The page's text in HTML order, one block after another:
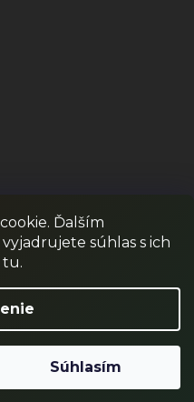
Ďalším
súhlas s ich
tu.
Súhlasím
JUNIOR PAINTBALL
Shoptet
Všetky práva vyhradené.